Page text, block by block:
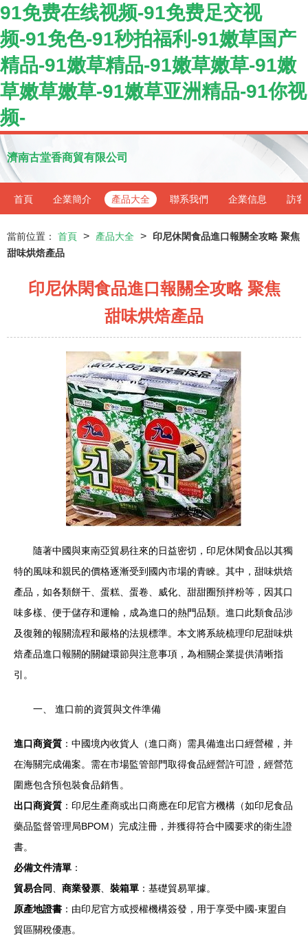
91免费在线视频-91免费足交视
频-91免色-91秒拍福利-91嫩草国产
精品-91嫩草精品-91嫩草嫩草-91嫩
草嫩草嫩草-91嫩草亚洲精品-91你视
频-
濟南古堂香商貿有限公司
首頁 企業簡介 產品大全 聯系我們 企業信息 訪客
當前位置： 首頁 > 產品大全 >
印尼休閑食品進口報關全攻略 聚焦
甜味烘焙產品
印尼休閑食品進口報關全攻略 聚焦
甜味烘焙產品
隨著中國與東南亞貿易往來的日益密切，印尼休閑食品以其獨
特的風味和親民的價格逐漸受到國內市場的青睞。其中，甜味烘焙
產品，如各類餅干、蛋糕、蛋卷、威化、甜甜圈預拌粉等，因其口
味多樣、便于儲存和運輸，成為進口的熱門品類。進口此類食品涉
及復雜的報關流程和嚴格的法規標準。本文將系統梳理印尼甜味烘
焙產品進口報關的關鍵環節與注意事項，為相關企業提供清晰指
引。
一、 進口前的資質與文件準備
進口商資質 ：中國境內收貨人（進口商）需具備進出口經營權，并
在海關完成備案。需在市場監管部門取得食品經營許可證，經營范
圍應包含預包裝食品銷售。
出口商資質 ：印尼生產商或出口商應在印尼官方機構（如印尼食品
藥品監督管理局BPOM）完成注冊，并獲得符合中國要求的衛生證
書。
必備文件清單 ：
貿易合同
商業發票 裝箱單 ：基礎貿易單據。
原產地證書 ：由印尼官方或授權機構簽發，用于享受中國-東盟自
貿區關稅優惠。